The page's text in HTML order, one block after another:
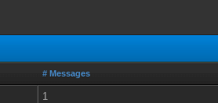
# Messages
1